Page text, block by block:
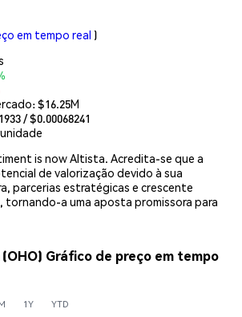
em tempo real )
$16.25M
/ $0.00068241
is now Altista. Acredita-se que a
de valorização devido à sua
parcerias estratégicas e crescente
tornando-a uma aposta promissora para
Gráfico de preço em tempo
1Y YTD